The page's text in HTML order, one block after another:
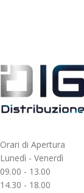
Orari di Apertura
Lunedì - Venerdì
09.00 - 13.00
14.30 - 18.00